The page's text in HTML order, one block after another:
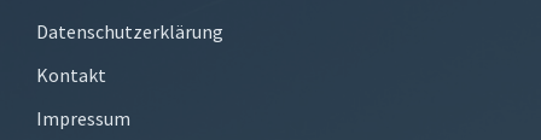
Datenschutzerklärung
Kontakt
Impressum